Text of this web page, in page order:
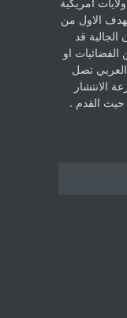
الاول من
الجالية قد
الفضائيات او
تصل
الانتشار
القدم .